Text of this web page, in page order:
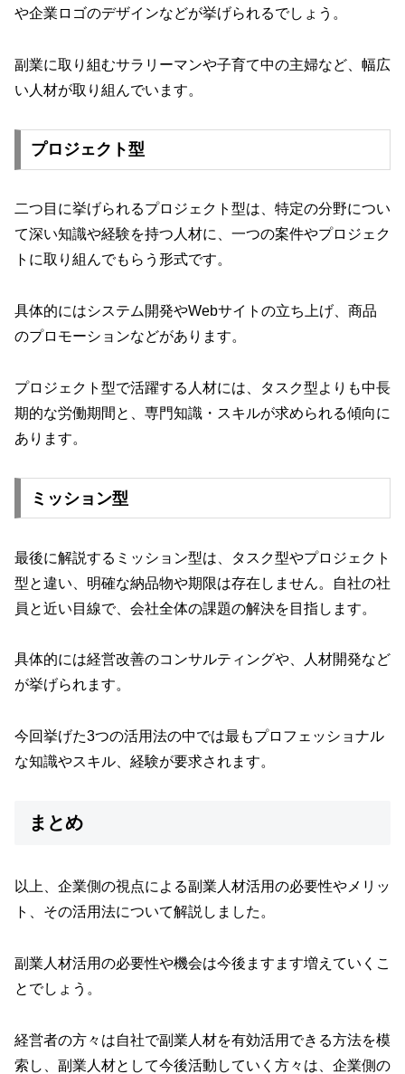
や企業ロゴのデザインなどが挙げられるでしょう。
副業に取り組むサラリーマンや子育て中の主婦など、幅広
い人材が取り組んでいます。
プロジェクト型
二つ目に挙げられるプロジェクト型は、特定の分野につい
て深い知識や経験を持つ人材に、一つの案件やプロジェク
トに取り組んでもらう形式です。
具体的にはシステム開発やWebサイトの立ち上げ、商品
のプロモーションなどがあります。
プロジェクト型で活躍する人材には、タスク型よりも中長
期的な労働期間と、専門知識・スキルが求められる傾向に
あります。
ミッション型
最後に解説するミッション型は、タスク型やプロジェクト
型と違い、明確な納品物や期限は存在しません。自社の社
員と近い目線で、会社全体の課題の解決を目指します。
具体的には経営改善のコンサルティングや、人材開発など
が挙げられます。
今回挙げた3つの活用法の中では最もプロフェッショナル
な知識やスキル、経験が要求されます。
まとめ
以上、企業側の視点による副業人材活用の必要性やメリッ
ト、その活用法について解説しました。
副業人材活用の必要性や機会は今後ますます増えていくこ
とでしょう。
経営者の方々は自社で副業人材を有効活用できる方法を模
索し、副業人材として今後活動していく方々は、企業側の